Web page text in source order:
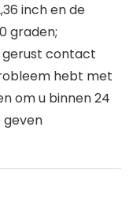
inch en de
graden;
contact
hebt met
om u binnen 24
geven